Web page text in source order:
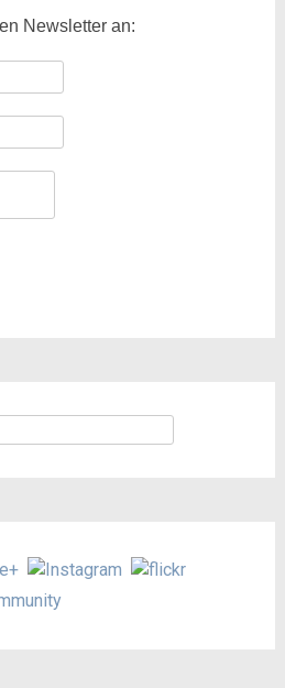
Newsletter an: